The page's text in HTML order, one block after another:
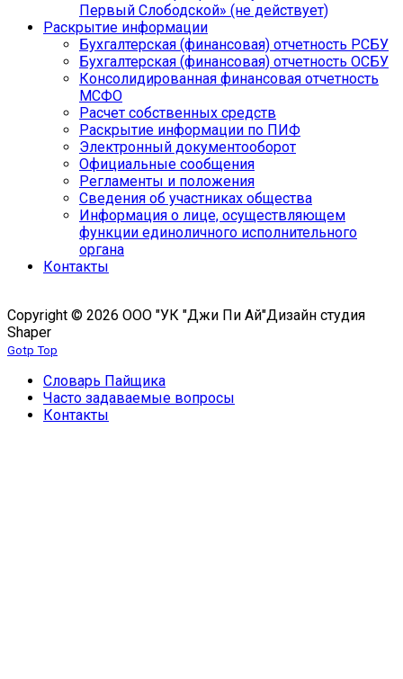
Первый Слободской» (не действует)
Раскрытие информации
Бухгалтерская (финансовая) отчетность РСБУ
Бухгалтерская (финансовая) отчетность ОСБУ
Консолидированная финансовая отчетность
МСФО
Расчет собственных средств
Раскрытие информации по ПИФ
Электронный документооборот
Официальные сообщения
Регламенты и положения
Сведения об участниках общества
Информация о лице, осуществляющем
функции единоличного исполнительного
органа
Контакты
Copyright © 2026 ООО "УК "Джи Пи Ай"Дизайн студия
Shaper
Gotp Top
Словарь Пайщика
Часто задаваемые вопросы
Контакты